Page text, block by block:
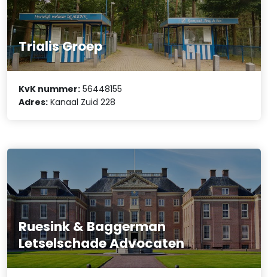
Trialis Groep
KvK nummer: 56448155
Adres: Kanaal Zuid 228
Ruesink & Baggerman
Letselschade Advocaten